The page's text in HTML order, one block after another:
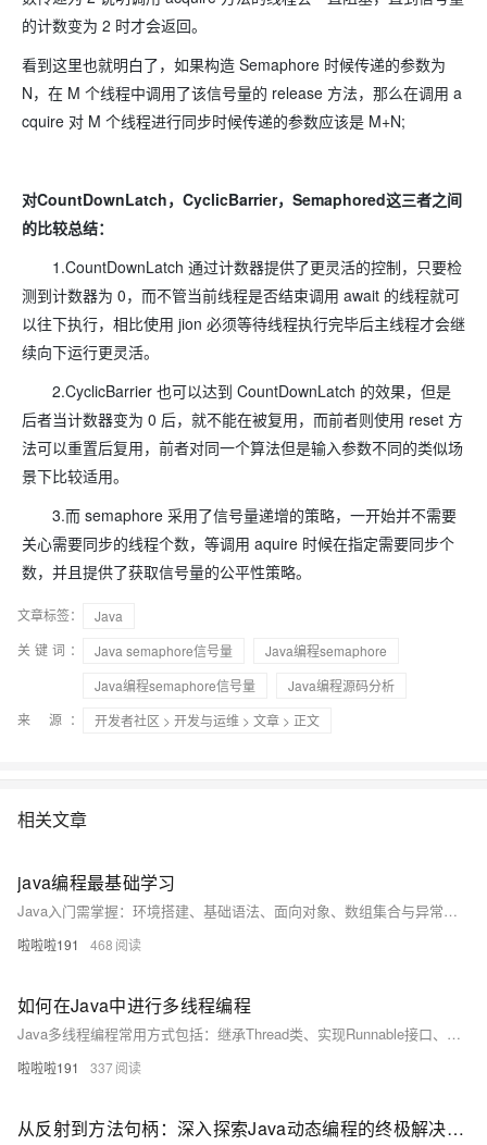
的计数变为 2 时才会返回。
看到这里也就明白了，如果构造 Semaphore 时候传递的参数为
N，在 M 个线程中调用了该信号量的 release 方法，那么在调用 a
cquire 对 M 个线程进行同步时候传递的参数应该是 M+N;
对CountDownLatch，CyclicBarrier，Semaphored这三者之间
的比较总结：
1.CountDownLatch 通过计数器提供了更灵活的控制，只要检
测到计数器为 0，而不管当前线程是否结束调用 await 的线程就可
以往下执行，相比使用 jion 必须等待线程执行完毕后主线程才会继
续向下运行更灵活。
2.CyclicBarrier 也可以达到 CountDownLatch 的效果，但是
后者当计数器变为 0 后，就不能在被复用，而前者则使用 reset 方
法可以重置后复用，前者对同一个算法但是输入参数不同的类似场
景下比较适用。
3.而 semaphore 采用了信号量递增的策略，一开始并不需要
关心需要同步的线程个数，等调用 aquire 时候在指定需要同步个
数，并且提供了获取信号量的公平性策略。
文章标签：
Java
关键词：
Java semaphore信号量
Java编程semaphore
Java编程semaphore信号量
Java编程源码分析
来 源：
开发者社区 > 开发与运维 > 文章 > 正文
相关文章
java编程最基础学习
Java入门需掌握：环境搭建、基础语法、面向对象、数组集合与异常处理。通过实践编写简单程序，逐步深入学习，打牢编程基础。
啦啦啦191 468
如何在Java中进行多线程编程
Java多线程编程常用方式包括：继承Thread类、实现Runnable接口、Callable接口（可返回结果）及使用线程池。推荐线程池以提升性能，避免频繁创建线程。结合同步与通信机制，可有效管理并发任务。
啦啦啦191 337
从反射到方法句柄：深入探索Java动态编程的终极解决方案